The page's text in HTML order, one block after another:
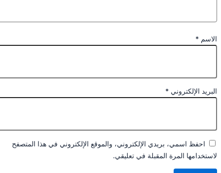
*
الإلكتروني *
احفظ اسمي، بريدي الإلكتروني، والموقع الإلكتروني في هذا المتصفح
المرة المقبلة في تعليقي.